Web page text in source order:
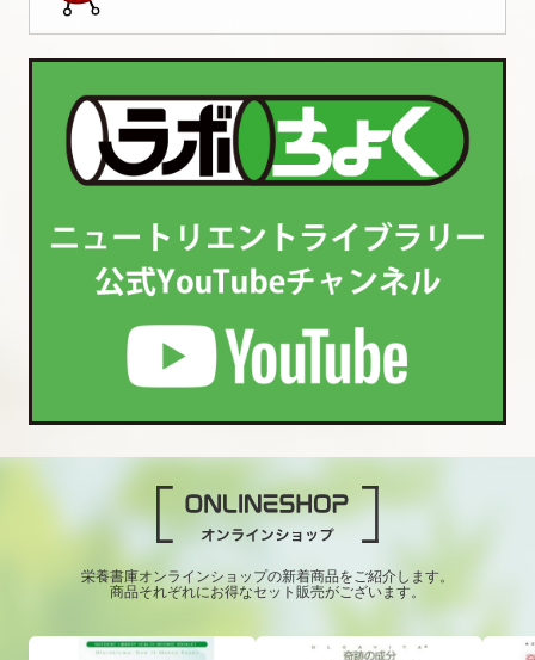
栄養書庫オンラインショップの新着商品をご紹介します。
商品それぞれにお得なセット販売がございます。